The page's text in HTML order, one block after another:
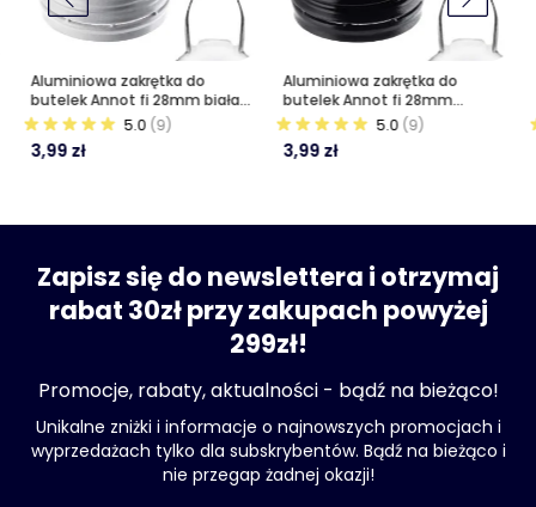
Aluminiowa zakrętka do
butelek Annot fi 28mm biała
10 szt.
5.0 (9)
3,99 zł
Aluminiowa zakrętka do
butelek Annot fi 28mm
czarna 10 szt.5.0 (9)
3,99 zł
Zapisz się do newslettera i otrzymaj
rabat 30zł przy zakupach powyżej
299zł!
Promocje, rabaty, aktualności - bądź na bieżąco!
Unikalne zniżki i informacje o najnowszych promocjach i
wyprzedażach tylko dla subskrybentów. Bądź na bieżąco i
nie przegap żadnej okazji!